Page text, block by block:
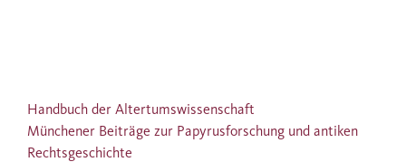
Handbuch der Altertumswissenschaft
Münchener Beiträge zur Papyrusforschung und antiken
Rechtsgeschichte